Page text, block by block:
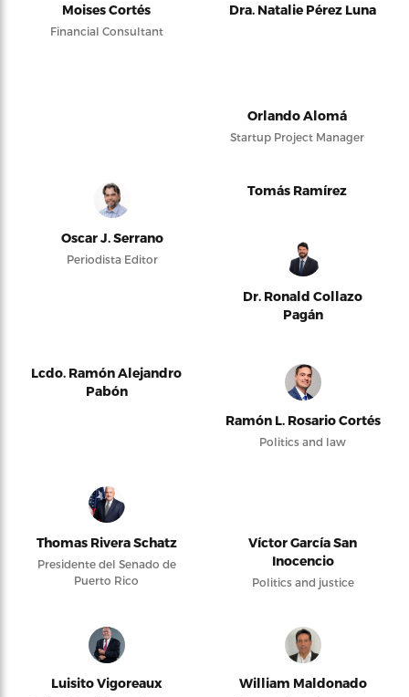
Moises Cortés
Financial Consultant
Dra. Natalie Pérez Luna
Orlando Alomá
Startup Project Manager
Oscar J. Serrano
Periodista Editor
Tomás Ramírez
Dr. Ronald Collazo
Pagán
Lcdo. Ramón Alejandro
Pabón
Ramón L. Rosario Cortés
Politics and law
Thomas Rivera Schatz
Presidente del Senado de
Puerto Rico
Víctor García San
Inocencio
Politics and justice
Luisito Vigoreaux William Maldonado